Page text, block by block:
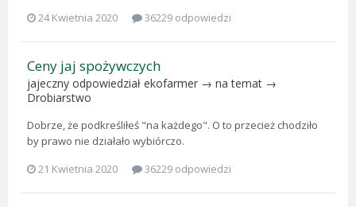
24 Kwietnia 2020
36229 odpowiedzi
Ceny jaj spożywczych
jajeczny odpowiedział ekofarmer → na temat →
Drobiarstwo
Dobrze, że podkreśliłeś "na każdego". O to przecież chodziło
by prawo nie działało wybiórczo.
21 Kwietnia 2020
36229 odpowiedzi